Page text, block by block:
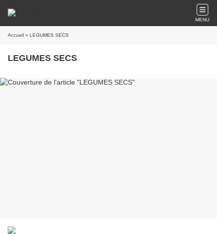
MENU
Accueil » LEGUMES SECS
LEGUMES SECS